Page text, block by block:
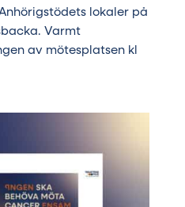
lokaler på
Varmt
av mötesplatsen kl